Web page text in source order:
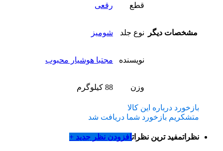
مشخصات دیگر
قطع رقعی
نوع جلد شومیز
نویسنده مجتبا هوشیار محبوب
وزن 88 کیلوگرم
بازخورد درباره این کالا
متشکریم بازخورد شما دریافت شد
نظراتمفید ترین نظراتافزودن نظر جدید +